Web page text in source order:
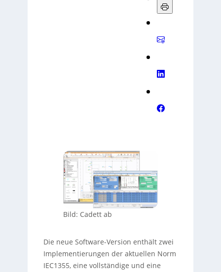
Bild: Cadett ab
Die neue Software-Version enthält zwei
Implementierungen der aktuellen Norm
IEC1355, eine vollständige und eine